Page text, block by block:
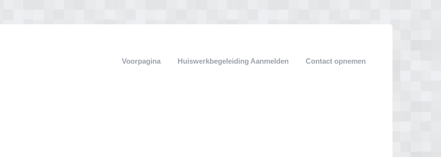
Voorpagina Huiswerkbegeleiding Aanmelden Contact opnemen